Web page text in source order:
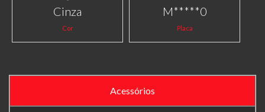
Cinza
Cor
M*****0
Placa
Acessórios